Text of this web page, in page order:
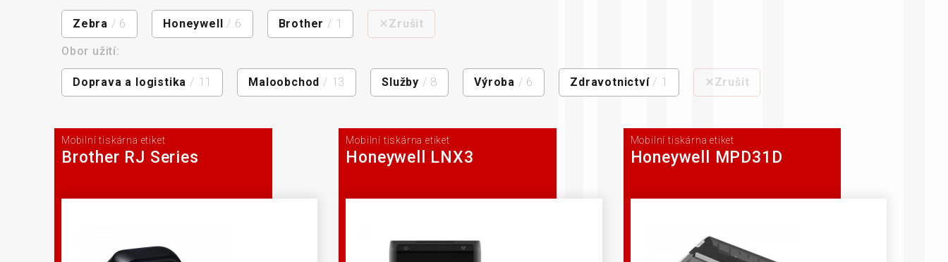
senzory
Zebra / 6 Honeywell / 6 Brother / 1 ⨯Zrušit
Obor užití:
Doprava a logistika / 11 Maloobchod / 13 Služby / 8 Výroba / 6 Zdravotnictví/ 1 ⨯Zrušit
Mobilní tiskárna etiket
Brother RJ Series
Mobilní tiskárna etiket
Honeywell LNX3
Mobilní tiskárna etiket
Honeywell MPD31D